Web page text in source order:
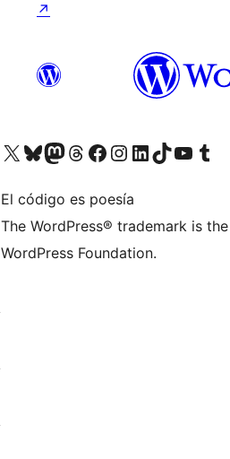
↗
Visita nuestra cuenta de X (anteriormente Twitter)
Visita nuestra cuenta de Bluesky
Visita nuestra cuenta de Mastodon
Visita nuestra cuenta de Threads
Visita nuestra página de Facebook
Visita nuestra cuenta de Instagram
Visita nuestra cuenta de LinkedIn
Visita nuestra cuenta de TikTok
Visita nuestro canal de
Visita nuestra
El código es poesía
The WordPress® trademark is
WordPress Foundation.